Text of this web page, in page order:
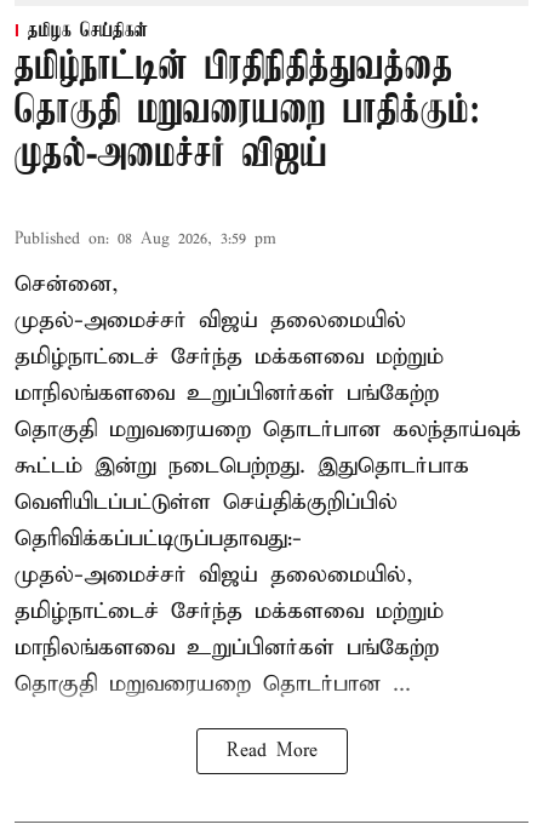
தமிழக செய்திகள்
தமிழ்நாட்டின் பிரதிநிதித்துவத்தை
தொகுதி மறுவரையறை பாதிக்கும்:
முதல்-அமைச்சர் விஜய்
Published on: 08 Aug 2026, 3:59 pm
சென்னை,
முதல்-அமைச்சர் விஜய் தலைமையில்
தமிழ்நாட்டைச் சேர்ந்த மக்களவை மற்றும்
மாநிலங்களவை உறுப்பினர்கள் பங்கேற்ற
தொகுதி மறுவரையறை தொடர்பான கலந்தாய்வுக்
கூட்டம் இன்று நடைபெற்றது. இதுதொடர்பாக
வெளியிடப்பட்டுள்ள செய்திக்குறிப்பில்
தெரிவிக்கப்பட்டிருப்பதாவது:-
முதல்-அமைச்சர் விஜய் தலைமையில்,
தமிழ்நாட்டைச் சேர்ந்த மக்களவை மற்றும்
மாநிலங்களவை உறுப்பினர்கள் பங்கேற்ற
தொகுதி மறுவரையறை தொடர்பான ...
Read More